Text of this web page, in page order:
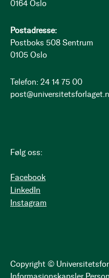
0164 Oslo
Postadresse:
Postboks 508 Sentrum
0105 Oslo
Telefon: 24 14 75 00
Følg oss:
Facebook
LinkedIn
Instagram
Copyright ©